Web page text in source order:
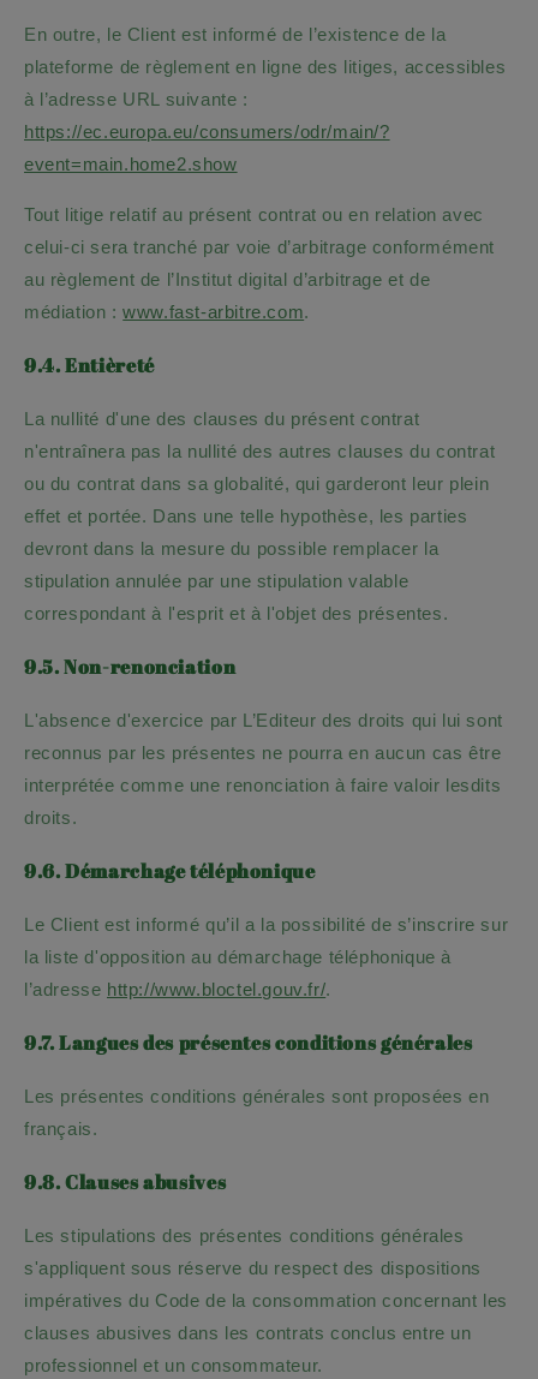
En outre, le Client est informé de l’existence de la
plateforme de règlement en ligne des litiges, accessibles
à l’adresse URL suivante :
https://ec.europa.eu/consumers/odr/main/?
event=main.home2.show
Tout litige relatif au présent contrat ou en relation avec
celui-ci sera tranché par voie d’arbitrage conformément
au règlement de l’Institut digital d’arbitrage et de
médiation :www.fast-arbitre.com.
9.4. Entièreté
La nullité d'une des clauses du présent contrat
n'entraînera pas la nullité des autres clauses du contrat
ou du contrat dans sa globalité, qui garderont leur plein
effet et portée. Dans une telle hypothèse, les parties
devront dans la mesure du possible remplacer la
stipulation annulée par une stipulation valable
correspondant à l'esprit et à l'objet des présentes.
9.5. Non-renonciation
L'absence d'exercice par L’Editeur des droits qui lui sont
reconnus par les présentes ne pourra en aucun cas être
interprétée comme une renonciation à faire valoir lesdits
droits.
9.6. Démarchage téléphonique
Le Client est informé qu’il a la possibilité de s’inscrire sur
la liste d'opposition au démarchage téléphonique à
l’adresse http://www.bloctel.gouv.fr/.
9.7. Langues des présentes conditions générales
Les présentes conditions générales sont proposées en
français.
9.8. Clauses abusives
Les stipulations des présentes conditions générales
s'appliquent sous réserve du respect des dispositions
impératives du Code de la consommation concernant les
clauses abusives dans les contrats conclus entre un
professionnel et un consommateur.